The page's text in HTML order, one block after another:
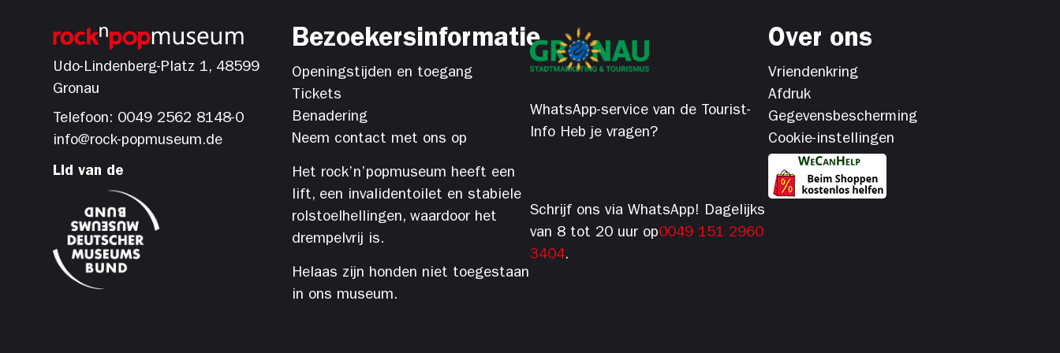
Udo-Lindenberg-Platz 1, 48599
Gronau
Telefoon: 0049 2562 8148-0
info@rock-popmuseum.de
Lid van de
Bezoekersinformatie
Openingstijden en toegang
Tickets
Benadering
Neem contact met ons op
Het rock’n’popmuseum heeft een
lift, een invalidentoilet en stabiele
rolstoelhellingen, waardoor het
drempelvrij is.
Helaas zijn honden niet toegestaan
in ons museum.
WhatsApp-service van de Tourist-
Info Heb je vragen?
Schrijf ons via WhatsApp! Dagelijks
van 8 tot 20 uur op0049 151 2960
3404.
Over ons
Vriendenkring
Afdruk
Gegevensbescherming
Cookie-instellingen